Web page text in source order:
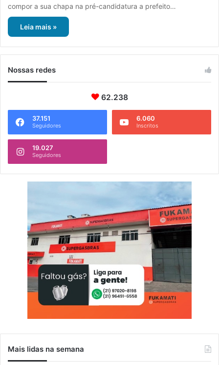
compor a sua chapa na pré-candidatura a prefeito…
Leia mais »
Nossas redes
62.238
37.151
Seguidores
6.060
Inscritos
19.027
Seguidores
Mais lidas na semana